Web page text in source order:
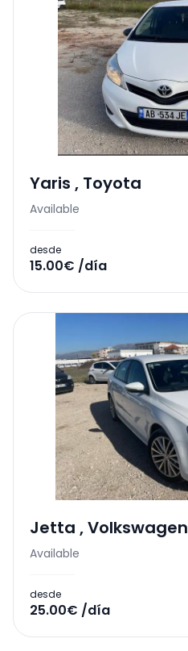
Yaris , Toyota
Available
desde
15.00€ /día
Jetta ,Volkswagen
Available
desde
25.00€ /día